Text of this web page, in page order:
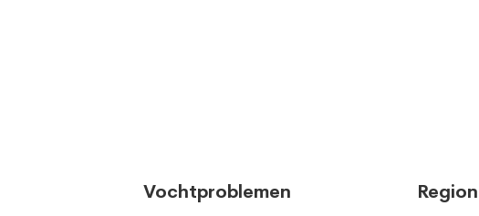
Vochtproblemen